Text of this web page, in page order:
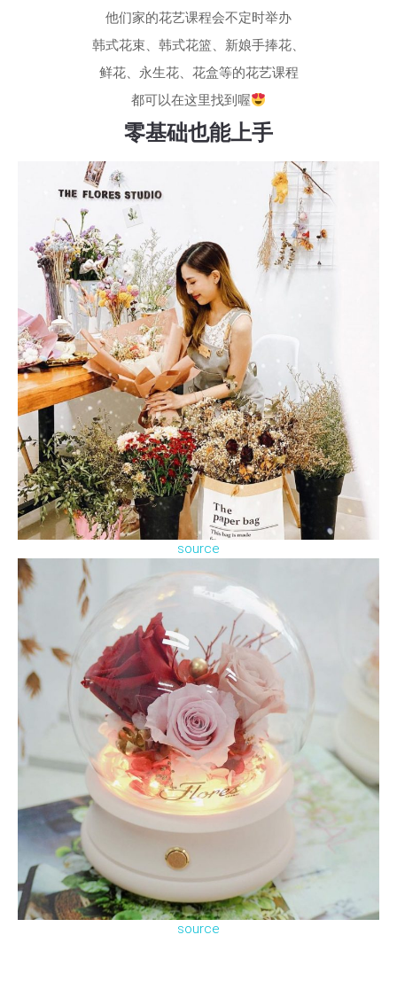
他们家的花艺课程会不定时举办
韩式花束、韩式花篮、新娘手捧花、
鲜花、永生花、花盒等的花艺课程
都可以在这里找到喔
零基础也能上手
source
source